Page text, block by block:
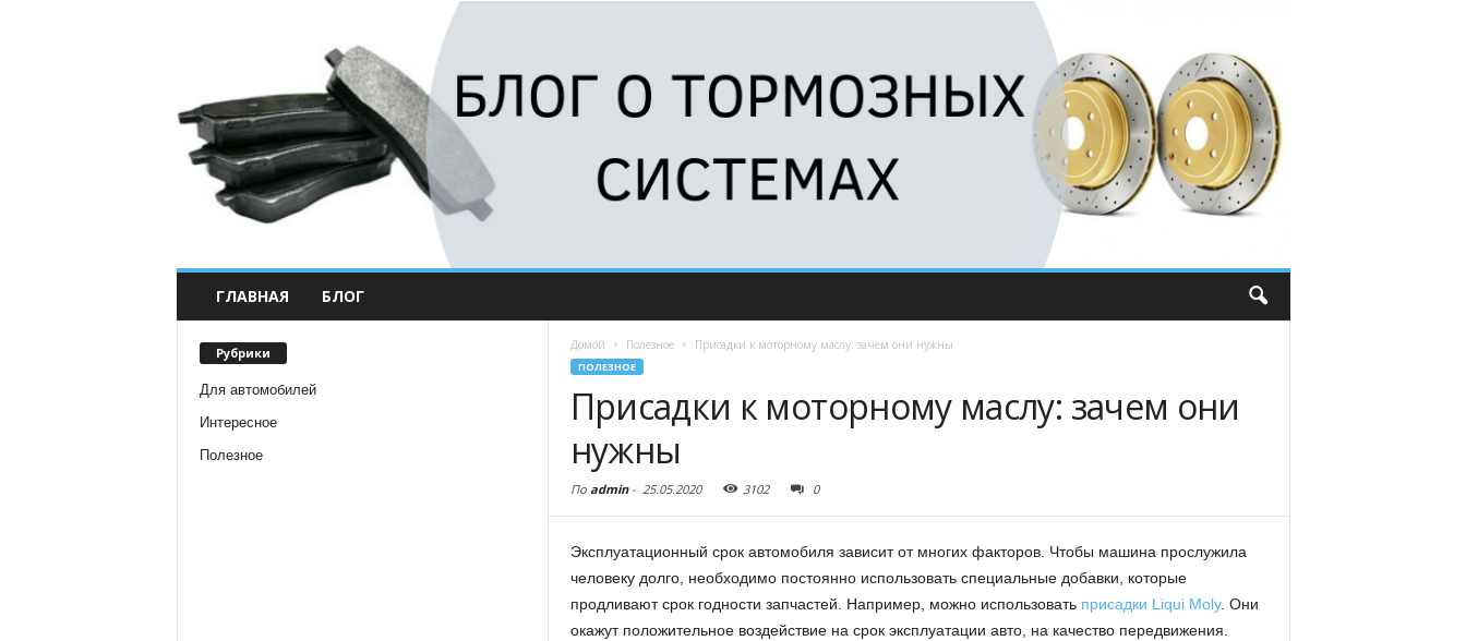
ГЛАВНАЯ БЛОГ
Рубрики
Для автомобилей
Интересное
Полезное
Домой Полезное Присадки к моторному маслу: зачем они нужны
ПОЛЕЗНОЕ
Присадки к моторному маслу: зачем они
нужны
По admin- 25.05.2020 3102 0
Эксплуатационный срок автомобиля зависит от многих факторов. Чтобы машина прослужила
человеку долго, необходимо постоянно использовать специальные добавки, которые
продливают срок годности запчастей. Например, можно использовать присадки Liqui Moly. Они
окажут положительное воздействие на срок эксплуатации авто, на качество передвижения.